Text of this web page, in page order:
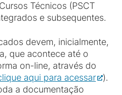
Técnicos (PSCT
e subsequentes.
devem, inicialmente,
que acontece até o
on-line, através do
aqui para acessar
).
a documentação